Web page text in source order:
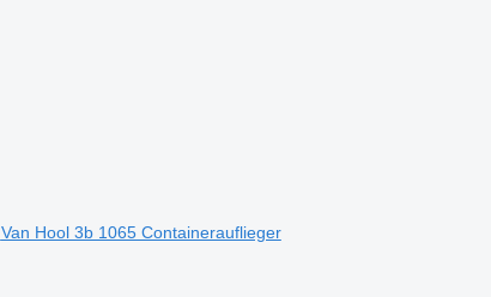
Van Hool 3b 1065 Containerauflieger